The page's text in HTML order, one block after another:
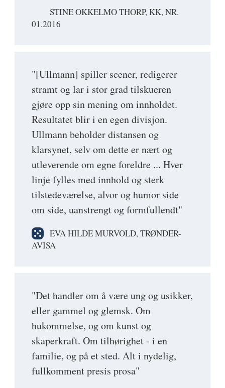
STINE OKKELMO THORP, KK, NR.
01.2016
"[Ullmann] spiller scener, redigerer
stramt og lar i stor grad tilskueren
gjøre opp sin mening om innholdet.
Resultatet blir i en egen divisjon.
Ullmann beholder distansen og
klarsynet, selv om dette er nært og
utleverende om egne foreldre ... Hver
linje fylles med innhold og sterk
tilstedeværelse, alvor og humor side
om side, uanstrengt og formfullendt"
EVA HILDE MURVOLD, TRØNDER-
AVISA
"Det handler om å være ung og usikker,
eller gammel og glemsk. Om
hukommelse, og om kunst og
skaperkraft. Om tilhørighet - i en
familie, og på et sted. Alt i nydelig,
fullkomment presis prosa"